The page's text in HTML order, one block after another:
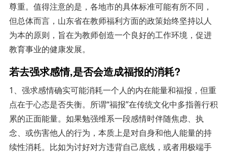
尊重。值得注意的是，各地市的具体标准可能有所不同，
但总体而言，山东省在教师福利方面的政策始终坚持以人
为本的原则，旨在为教师创造一个良好的工作环境，促进
教育事业的健康发展。
若去强求感情,是否会造成福报的消耗?
1、强求感情确实可能消耗一个人的内在能量和福报，但重
点在于心态是否失衡。所谓“福报”在传统文化中多指善行积
累的正面能量。如果勉强维系一段感情时伴随焦虑、执
念、或伤害他人的行为，本质上是对自身和他人能量的持
续性消耗。比如为讨好对方违背自己底线，或者用极端手